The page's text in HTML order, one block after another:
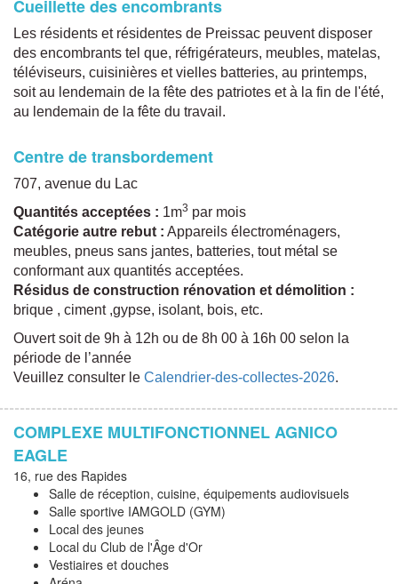
Cueillette des encombrants
Les résidents et résidentes de Preissac peuvent disposer
des encombrants tel que, réfrigérateurs, meubles, matelas,
téléviseurs, cuisinières et vielles batteries, au printemps,
soit au lendemain de la fête des patriotes et à la fin de l'été,
au lendemain de la fête du travail.
Centre de transbordement
707, avenue du Lac
Quantités acceptées : 1m3 par mois
Catégorie autre rebut : Appareils électroménagers,
meubles, pneus sans jantes, batteries, tout métal se
conformant aux quantités acceptées.
Résidus de construction rénovation et démolition :
brique , ciment ,gypse, isolant, bois, etc.
Ouvert soit de 9h à 12h ou de 8h 00 à 16h 00 selon la
période de l’année
Veuillez consulter le Calendrier-des-collectes-2026.
COMPLEXE MULTIFONCTIONNEL AGNICO
EAGLE
16, rue des Rapides
Salle de réception, cuisine, équipements audiovisuels
Salle sportive IAMGOLD (GYM)
Local des jeunes
Local du Club de l'Âge d'Or
Vestiaires et douches